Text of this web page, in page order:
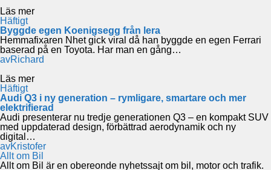
Läs mer
Häftigt
Byggde egen Koenigsegg från lera
Hemmafixaren Nhet gick viral då han byggde en egen Ferrari
baserad på en Toyota. Har man en gång…
avRichard
Läs mer
Häftigt
Audi Q3 i ny generation – rymligare, smartare och mer
elektrifierad
Audi presenterar nu tredje generationen Q3 – en kompakt SUV
med uppdaterad design, förbättrad aerodynamik och ny
digital…
avKristofer
Allt om Bil
Allt om Bil är en obereonde nyhetssajt om bil, motor och trafik.